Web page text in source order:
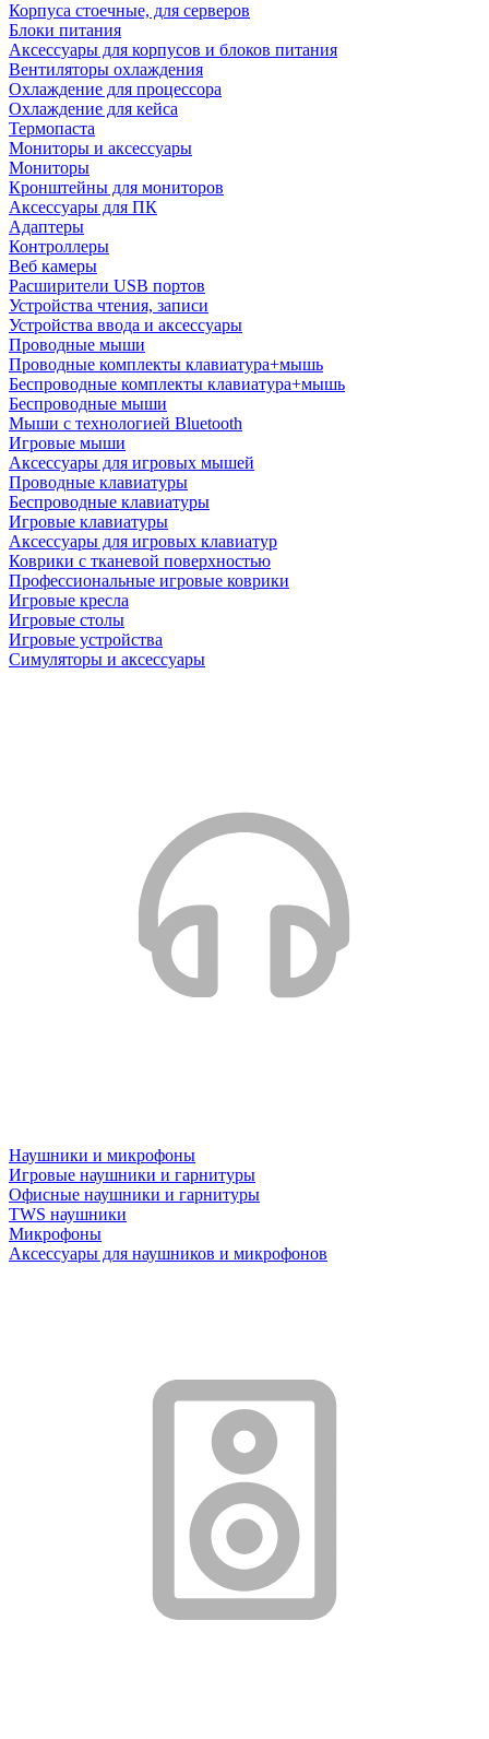
Корпуса стоечные, для серверов
Блоки питания
Аксессуары для корпусов и блоков питания
Вентиляторы охлаждения
Охлаждение для процессора
Охлаждение для кейса
Термопаста
Мониторы и аксессуары
Мониторы
Кронштейны для мониторов
Аксессуары для ПК
Адаптеры
Контроллеры
Веб камеры
Расширители USB портов
Устройства чтения, записи
Устройства ввода и аксессуары
Проводные мыши
Проводные комплекты клавиатура+мышь
Беспроводные комплекты клавиатура+мышь
Беспроводные мыши
Мыши с технологией Bluetooth
Игровые мыши
Аксессуары для игровых мышей
Проводные клавиатуры
Беспроводные клавиатуры
Игровые клавиатуры
Аксессуары для игровых клавиатур
Коврики с тканевой поверхностью
Профессиональные игровые коврики
Игровые кресла
Игровые столы
Игровые устройства
Симуляторы и аксессуары
Наушники и микрофоны
Игровые наушники и гарнитуры
Офисные наушники и гарнитуры
TWS наушники
Микрофоны
Аксессуары для наушников и микрофонов